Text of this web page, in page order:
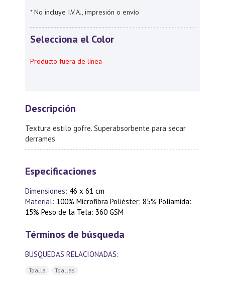
* No incluye I.V.A., impresión o envío
Selecciona el Color
Producto fuera de línea
Descripción
Textura estilo gofre. Superabsorbente para secar
derrames
Especificaciones
Dimensiones: 46 x 61 cm
Material: 100% Microfibra Poliéster: 85% Poliamida:
15% Peso de la Tela: 360 GSM
Términos de búsqueda
BUSQUEDAS RELACIONADAS:
Toalla Toallas